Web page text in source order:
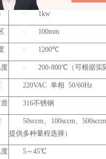
· 1kw
· 100mm
· 1200℃
· 200-800℃（可根据实
220VAC 单相 50/60Hz
316不锈钢
50sccm、100sccm、
提供多种量程选择）
5～45℃